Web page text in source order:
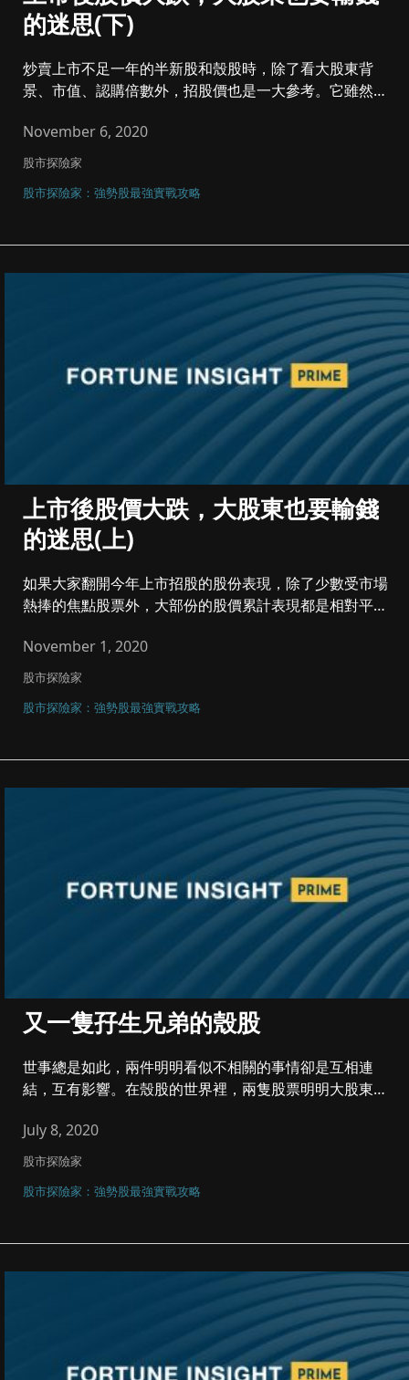
的迷思(下)
炒賣上市不足一年的半新股和殼股時，除了看大股東背
景、市值、認購倍數外，招股價也是一大參考。它雖然只
November 6, 2020
股市探險家
股市探險家：強勢股最強實戰攻略
上市後股價大跌，大股東也要輸錢
的迷思(上)
如果大家翻開今年上市招股的股份表現，除了少數受市場
熱捧的焦點股票外，大部份的股價累計表現都是相對平
November 1, 2020
股市探險家
股市探險家：強勢股最強實戰攻略
又一隻孖生兄弟的殼股
世事總是如此，兩件明明看似不相關的事情卻是互相連
結，互有影響。在殼股的世界裡，兩隻股票明明大股東背
July 8, 2020
股市探險家
股市探險家：強勢股最強實戰攻略